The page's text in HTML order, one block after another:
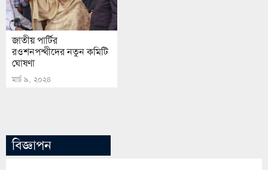
জাতীয় পার্টির
রওশনপন্থীদের নতুন কমিটি
ঘোষণা
মার্চ ৯, ২০২৪
বিজ্ঞাপন